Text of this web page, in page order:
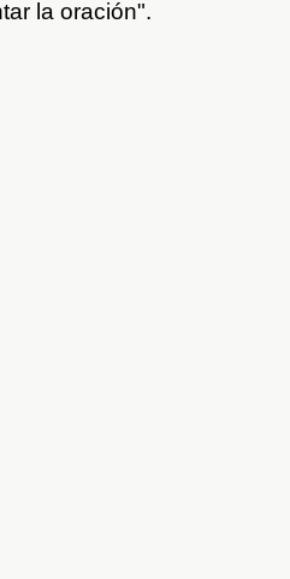
la oración".